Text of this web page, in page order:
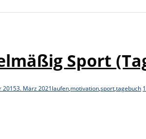
Sport
20153. März 2021laufen,motivation,sport,tagebuch